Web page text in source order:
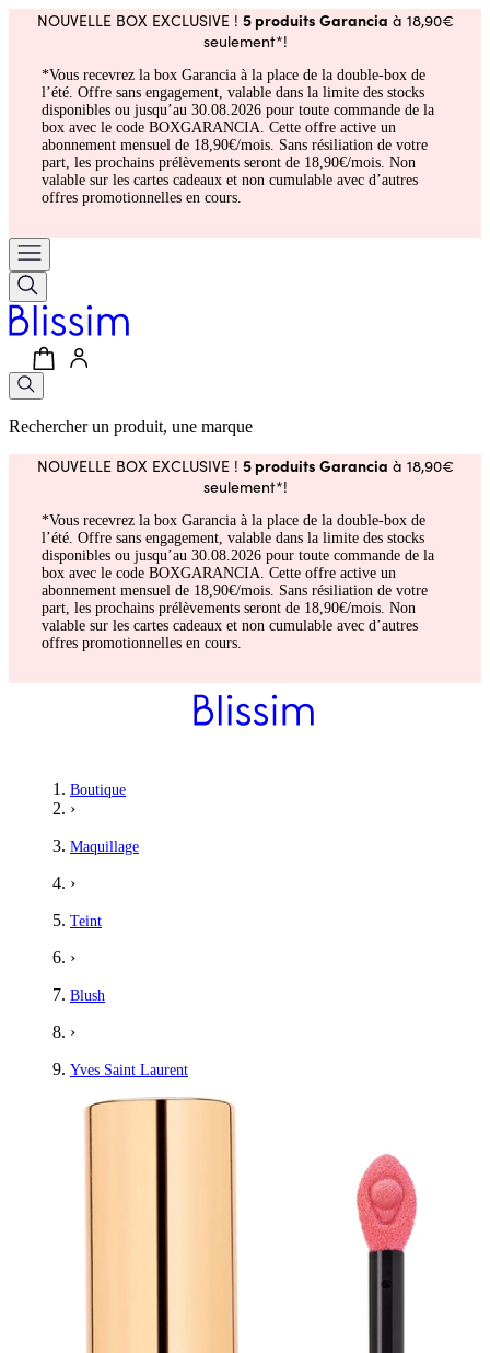
NOUVELLE BOX EXCLUSIVE ! 5 produits Garancia à 18,90€
seulement*!
*Vous recevrez la box Garancia à la place de la double-box de
l’été. Offre sans engagement, valable dans la limite des stocks
disponibles ou jusqu’au 30.08.2026 pour toute commande de la
box avec le code BOXGARANCIA. Cette offre active un
abonnement mensuel de 18,90€/mois. Sans résiliation de votre
part, les prochains prélèvements seront de 18,90€/mois. Non
valable sur les cartes cadeaux et non cumulable avec d’autres
offres promotionnelles en cours.
Rechercher un produit, une marque
NOUVELLE BOX EXCLUSIVE ! 5 produits Garancia à 18,90€
seulement*!
*Vous recevrez la box Garancia à la place de la double-box de
l’été. Offre sans engagement, valable dans la limite des stocks
disponibles ou jusqu’au 30.08.2026 pour toute commande de la
box avec le code BOXGARANCIA. Cette offre active un
abonnement mensuel de 18,90€/mois. Sans résiliation de votre
part, les prochains prélèvements seront de 18,90€/mois. Non
valable sur les cartes cadeaux et non cumulable avec d’autres
offres promotionnelles en cours.
Boutique
›
Maquillage
›
Teint
›
Blush
›
Yves Saint Laurent